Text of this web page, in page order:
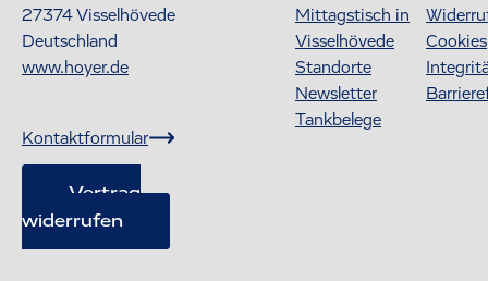
27374Visselhövede
Deutschland
www.hoyer.de
Kontaktformular
Vertrag
widerrufen
Mittagstisch in
Visselhövede
Standorte
Newsletter
Tankbelege
Cookies